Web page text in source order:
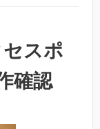
スポ
確認